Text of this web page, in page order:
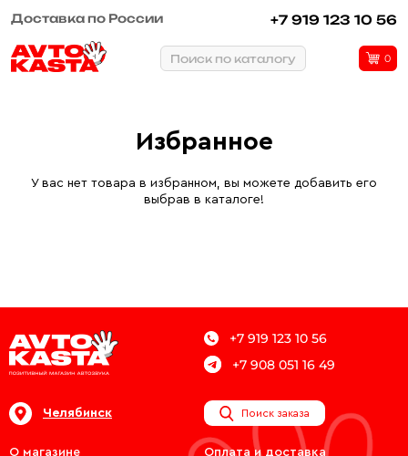
Доставка по России +7 919 123 10 56
Поиск по каталогу 0
Избранное
У вас нет товара в избранном, вы можете добавить его
выбрав в каталоге!
+7 919 123 10 56
+7 908 051 16 49
Челябинск Поиск заказа
О магазине Оплата и доставка